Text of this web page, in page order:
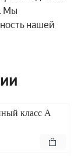
Мы
нашей
класс А